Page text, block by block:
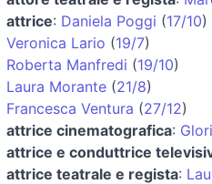
attrice: Daniela Poggi (17/10)
Veronica Lario (19/7)
Roberta Manfredi (19/10)
Laura Morante (21/8)
Francesca Ventura (27/12)
attrice cinematografica:
attrice e conduttrice
attrice teatrale e regista: